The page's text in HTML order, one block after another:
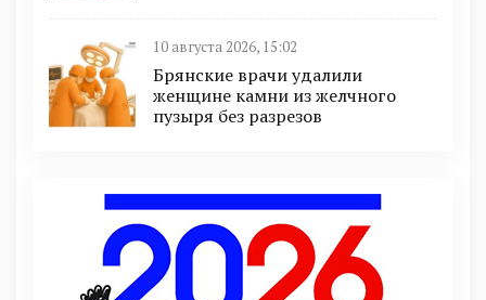
10 августа 2026, 15:02
Брянские врачи удалили
женщине камни из желчного
пузыря без разрезов